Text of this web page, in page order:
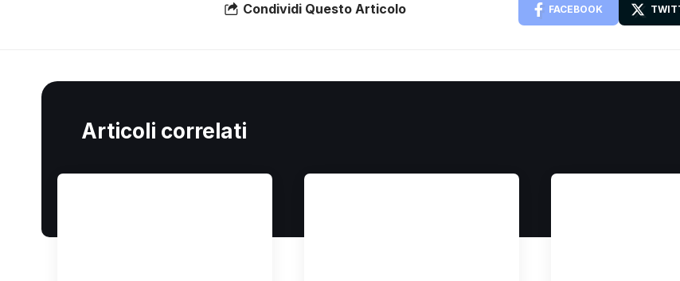
Condividi Questo Articolo FACEBOOK
Articoli correlati